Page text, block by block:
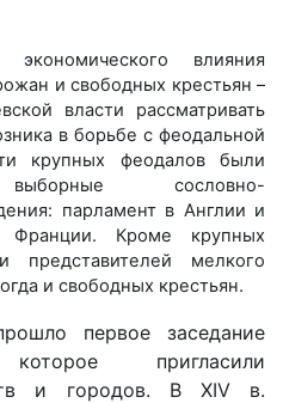
влияния
и свободных крестьян –
власти рассматривать
в борьбе с феодальной
крупных феодалов были
выборные сословно-
парламент в Англии и
Франции. Кроме крупных
представителей мелкого
и свободных крестьян.
первое заседание
пригласили
и
городов. В XIV
в.